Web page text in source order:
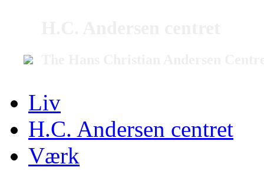
Liv
H.C. Andersen centret
Værk